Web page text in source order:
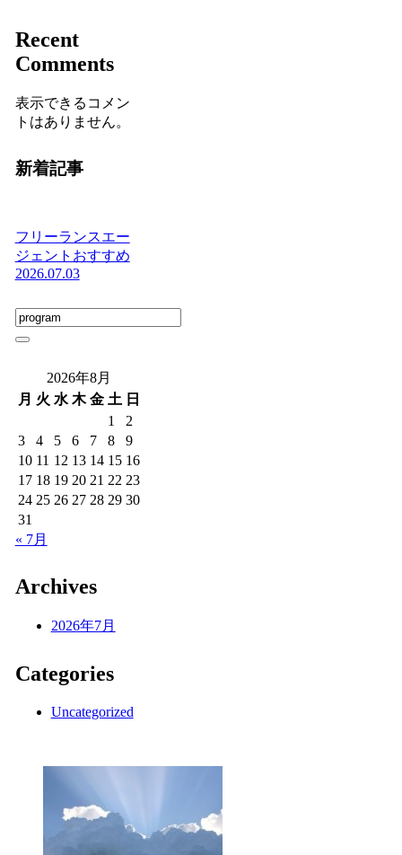
Recent
Comments
表示できるコメン
トはありません。
新着記事
フリーランスエー
ジェントおすすめ
2026.07.03
2026年8月
月 火 水 木 金 土 日
1
2
3
4 5 6 7 8
9
10 11 12 13 14 15 16
17 18 19 20 21 22 23
24 25 26 27 28 29 30
31
« 7月
Archives
2026年7月
Categories
Uncategorized